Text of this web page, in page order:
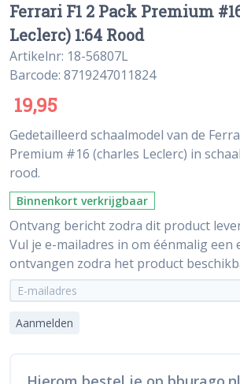
Ferrari F1 2 Pack Premium
Leclerc) 1:64 Rood
Artikelnr: 18-56807L
Barcode: 8719247011824
19,95
Gedetailleerd schaalmodel van de
Premium #16 (charles Leclerc) in
rood.
Binnenkort verkrijgbaar
Ontvang bericht zodra dit product
Vul je e-mailadres in om éénmalig een
ontvangen zodra het product
Aanmelden